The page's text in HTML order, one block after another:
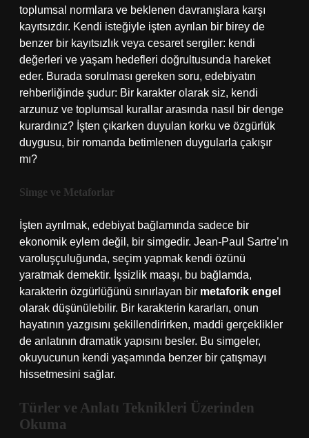
toplumsal normlara ve beklenen davranışlara karşı
kayıtsızdır. Kendi isteğiyle işten ayrılan bir birey de
benzer bir kayıtsızlık veya cesaret sergiler: kendi
değerleri ve yaşam hedefleri doğrultusunda hareket
eder. Burada sorulması gereken soru, edebiyatın
rehberliğinde şudur: Bir karakter olarak siz, kendi
arzunuz ve toplumsal kurallar arasında nasıl bir denge
kurardınız? İşten çıkarken duyulan korku ve özgürlük
duygusu, bir romanda betimlenen duygularla çakışır
mı?
Simge ve Metaforlar
İşten ayrılmak, edebiyat bağlamında sadece bir
ekonomik eylem değil, bir simgedir. Jean-Paul Sartre’ın
varoluşçuluğunda, seçim yapmak kendi özünü
yaratmak demektir. İşsizlik maaşı, bu bağlamda,
karakterin özgürlüğünü sınırlayan bir metaforik engel
olarak düşünülebilir. Bir karakterin kararları, onun
hayatının yazgısını şekillendirirken, maddi gerçeklikler
de anlatının dramatik yapısını besler. Bu simgeler,
okuyucunun kendi yaşamında benzer bir çatışmayı
hissetmesini sağlar.
Türler ve Anlatı Teknikleri Üzerinden
Okuma